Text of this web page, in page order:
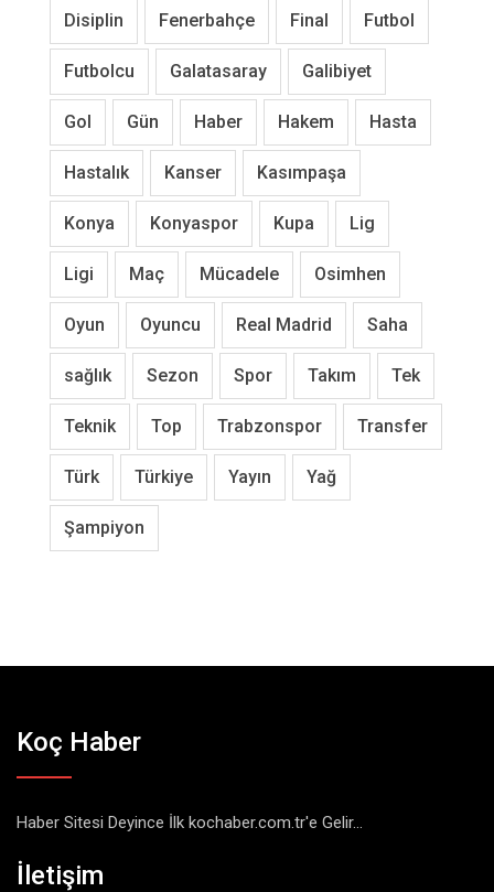
Disiplin Fenerbahçe Final Futbol
Futbolcu Galatasaray Galibiyet
Gol Gün Haber Hakem Hasta
Hastalık Kanser Kasımpaşa
Konya Konyaspor Kupa Lig
Ligi Maç Mücadele Osimhen
Oyun Oyuncu Real Madrid Saha
sağlık Sezon Spor Takım Tek
Teknik Top Trabzonspor Transfer
Türk Türkiye Yayın Yağ
Şampiyon
Koç Haber
Haber Sitesi Deyince İlk kochaber.com.tr'e Gelir...
İletişim